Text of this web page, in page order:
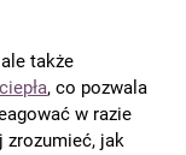
także
, co pozwala
w razie
zrozumieć, jak